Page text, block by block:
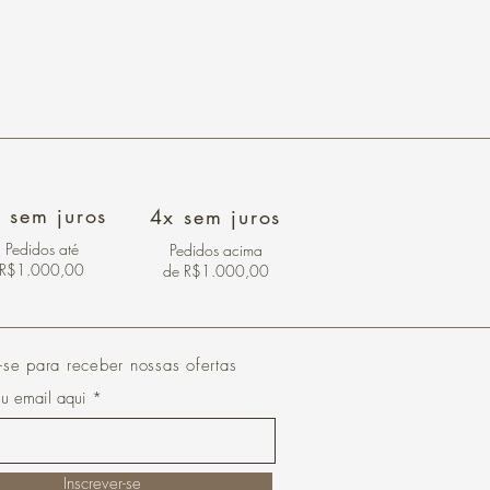
sem juros
Pedidos até
R$1.000,00
4x sem juros
Pedidos acima
de R$1.000,00
para receber nossas ofertas
email aqui
Inscrever-se